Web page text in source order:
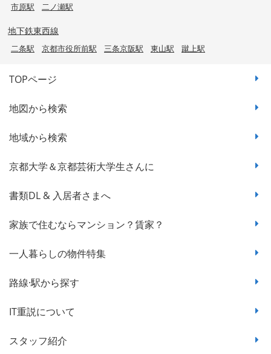
市原駅
二ノ瀬駅
地下鉄東西線
二条駅 京都市役所前駅 三条京阪駅 東山駅 蹴上駅
TOPページ
地図から検索
地域から検索
京都大学＆京都芸術大学生さんに
書類DL & 入居者さまへ
家族で住むならマンション？賃家？
一人暮らしの物件特集
路線·駅から探す
IT重説について
スタッフ紹介